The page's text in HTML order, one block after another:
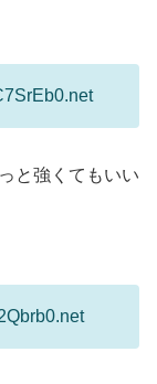
と強くてもいい